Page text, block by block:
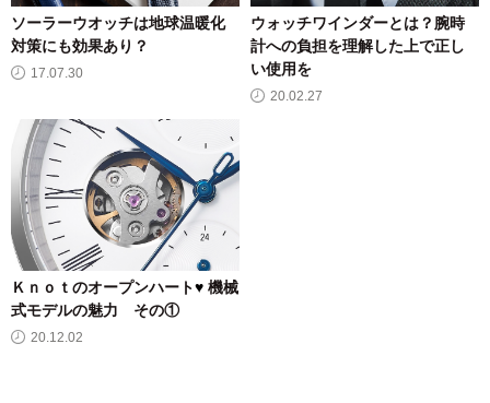
ソーラーウオッチは地球温暖化
対策にも効果あり？
17.07.30
ウォッチワインダーとは？腕時
計への負担を理解した上で正し
い使用を
20.02.27
Ｋｎｏｔのオープンハート♥ 機械
式モデルの魅力 その①
20.12.02